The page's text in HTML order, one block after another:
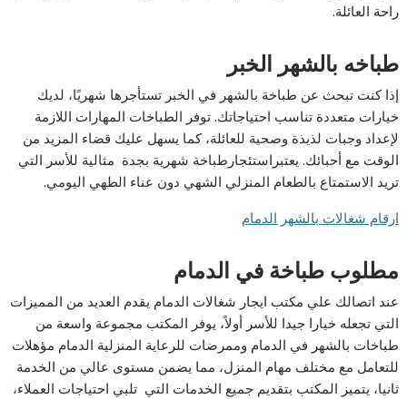
راحة العائلة.
طباخه بالشهر الخبر
إذا كنت تبحث عن طباخة بالشهر في الخبر تستأجرها شهريًا، لديك
خيارات متعددة تناسب احتياجاتك. توفر الطباخات المهارات اللازمة
لإعداد وجبات لذيذة وصحية للعائلة، كما يسهل عليك قضاء المزيد من
الوقت مع أحبائك. يعتبراستئجارطباخة شهرية بجدة مثالية للأسر التي
تريد الاستمتاع بالطعام المنزلي الشهي دون عناء الطهي اليومي.
ارقام شغالات بالشهر الدمام
مطلوب طباخة في الدمام
عند اتصالك علي مكتب ايجار شغالات الدمام يقدم العديد من المميزات
التي تجعله خيارا جيدا للأسر أولاً، يوفر المكتب مجموعة واسعة من
طباخات بالشهر في الدمام وممرضات للرعاية المنزلية الدمام مؤهلات
للتعامل مع مختلف مهام المنزل، مما يضمن مستوى عالي من الخدمة
ثانيا، يتميز المكتب بتقديم جميع الخدمات التي تلبي احتياجات العملاء،